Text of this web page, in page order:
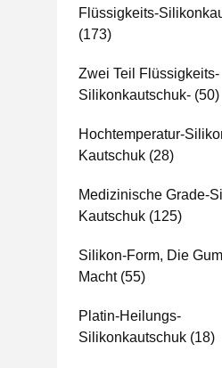
Flüssigkeits-
(173)
Zwei Teil Flüssigkeits-
Silikonkautschuk- (50)
Hochtemperatur-
Kautschuk (28)
Medizinische Grade-
Kautschuk (125)
Silikon-Form, Die
Macht(55)
Platin-Heilungs-
Silikonkautschuk (18)